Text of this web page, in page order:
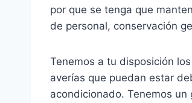
por que se tenga que
de personal, conservación
Tenemos a tu disposición
averías que puedan estar
acondicionado. Tenemos